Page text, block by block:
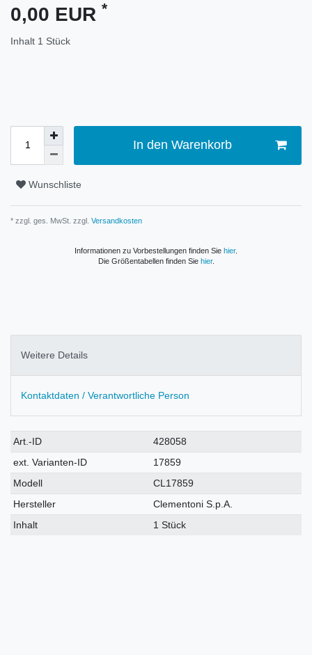
0,00 EUR *
Inhalt 1 Stück
In den Warenkorb
Wunschliste
* zzgl. ges. MwSt. zzgl. Versandkosten
Informationen zu Vorbestellungen finden Sie hier.
Die Größentabellen finden Sie hier.
Weitere Details
Kontaktdaten / Verantwortliche Person
Technisches
Merkmal
Wert
Art.-ID
428058
ext. Varianten-ID
17859
Modell
CL17859
Hersteller
Clementoni S.p.A.
Inhalt
1 Stück